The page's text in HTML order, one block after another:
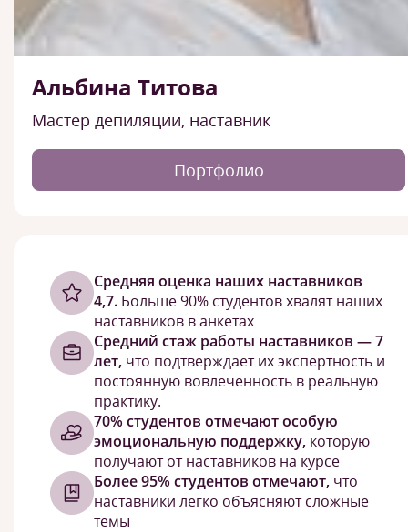
Альбина Титова
Мастер депиляции, наставник
Портфолио
Cредняя оценка наших наставников
4,7. Больше 90% студентов хвалят наших
наставников в анкетах
Средний стаж работы наставников — 7
лет, что подтверждает их экспертность и
постоянную вовлеченность в реальную
практику.
70% студентов отмечают особую
эмоциональную поддержку, которую
получают от наставников на курсе
Более 95% студентов отмечают, что
наставники легко объясняют сложные
темы